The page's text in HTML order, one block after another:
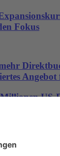
Fokus
US-
um die